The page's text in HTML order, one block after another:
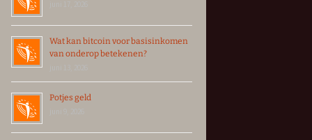
Wat kan bitcoin voor basisinkomen
van onderop betekenen?
Potjes geld